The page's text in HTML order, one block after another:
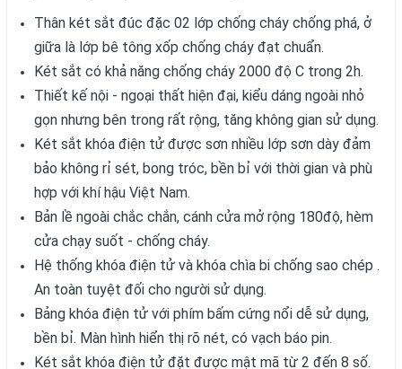
Thân két sắt đúc đặc 02 lớp chống cháy chống phá, ở
giữa là lớp bê tông xốp chống cháy đạt chuẩn.
Két sắt có khả năng chống cháy 2000 độ C trong 2h.
Thiết kế nội - ngoại thất hiện đại, kiểu dáng ngoài nhỏ
gọn nhưng bên trong rất rộng, tăng không gian sử dụng.
Két sắt khóa điện tử được sơn nhiều lớp sơn dày đảm
bảo không rỉ sét, bong tróc, bền bỉ với thời gian và phù
hợp với khí hậu Việt Nam.
Bản lề ngoài chắc chắn, cánh cửa mở rộng 180độ, hèm
cửa chạy suốt - chống cháy.
Hệ thống khóa điện tử và khóa chìa bi chống sao chép .
An toàn tuyệt đối cho người sử dụng.
Bảng khóa điện tử với phím bấm cứng nổi dễ sử dụng,
bền bỉ. Màn hình hiển thị rõ nét, có vạch báo pin.
Két sắt khóa điện tử đặt được mật mã từ 2 đến 8 số.